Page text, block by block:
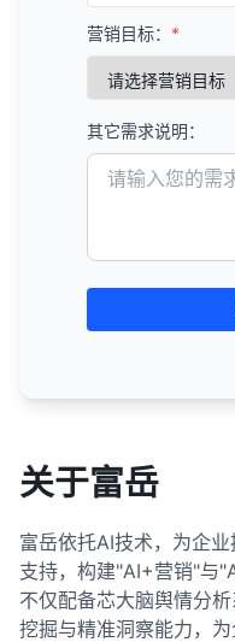
营销目标： *
其它需求说明：
关于富岳
富岳依托AI技术，为企
支持，构建"AI+营销"与
不仅配备芯大脑舆情分
挖掘与精准洞察能力，为